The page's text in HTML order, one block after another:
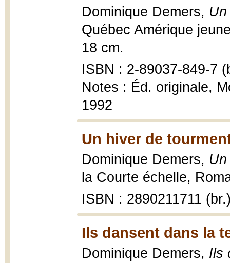
Dominique Demers,
Québec Amérique
18 cm.
ISBN : 2-89037-849-7
Notes : Éd. originale,
1992
Un hiver de
Dominique Demers,
la Courte échelle,
ISBN : 2890211711
Ils dansent dans la
Dominique Demers, Ils